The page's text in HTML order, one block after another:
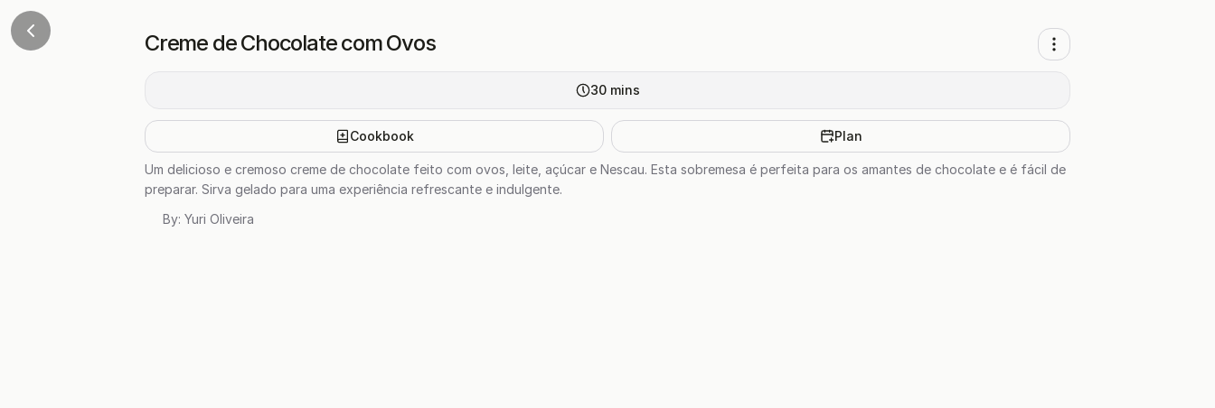
Creme de Chocolate com Ovos
30 mins
Cookbook Plan
Um delicioso e cremoso creme de chocolate feito com ovos, leite, açúcar e Nescau. Esta sobremesa é perfeita para os amantes de chocolate e é fácil de
preparar. Sirva gelado para uma experiência refrescante e indulgente.
By: Yuri Oliveira